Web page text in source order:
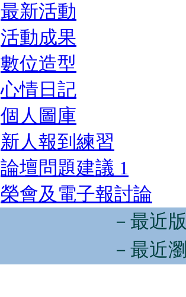
最新活動
活動成果
數位造型
心情日記
個人圖庫
新人報到練習
論壇問題建議 1
榮會及電子報討論
－最近
－最近